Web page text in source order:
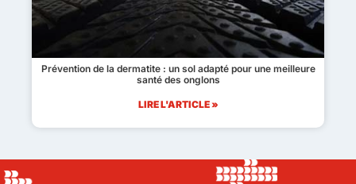
Prévention de la dermatite : un sol adapté pour une meilleure
santé des onglons
LIRE L'ARTICLE »